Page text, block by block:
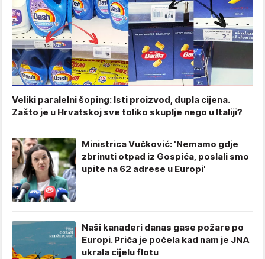
Veliki paralelni šoping: Isti proizvod, dupla cijena.
Zašto je u Hrvatskoj sve toliko skuplje nego u Italiji?
Ministrica Vučković: 'Nemamo gdje
zbrinuti otpad iz Gospića, poslali smo
upite na 62 adrese u Europi'
Naši kanaderi danas gase požare po
Europi. Priča je počela kad nam je JNA
ukrala cijelu flotu